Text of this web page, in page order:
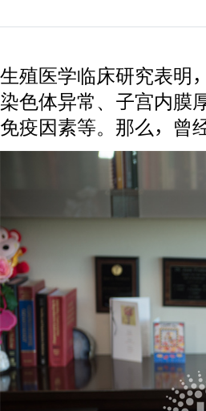
生殖医学临床研究表明
染色体异常、子宫内膜
免疫因素等。那么，曾